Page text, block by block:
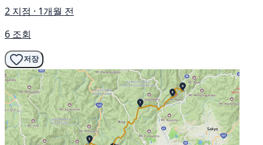
2 지점 · 1개월 전
6 조회
저장